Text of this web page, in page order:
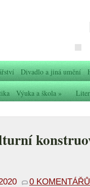
Divadlo a jiná umění
Výuka a škola»
0 KOMENTÁŘŮ